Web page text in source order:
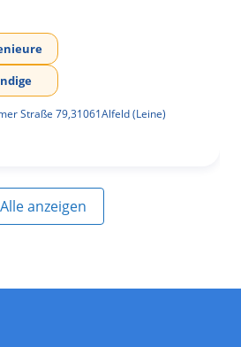
Straße 79,31061Alfeld (Leine)
Alle anzeigen